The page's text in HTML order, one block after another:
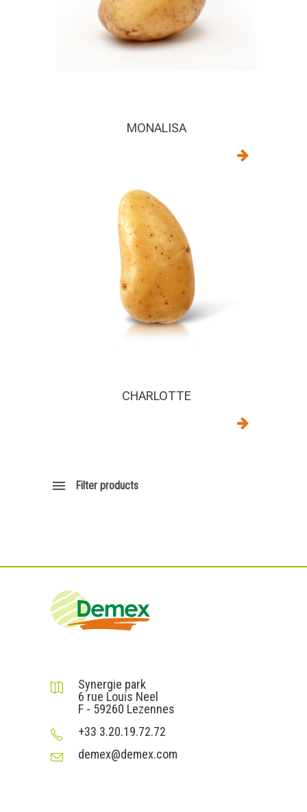
MONALISA
CHARLOTTE
Filter products
Synergie park
6 rue Louis Neel
F - 59260 Lezennes
+33 3.20.19.72.72
demex@demex.com